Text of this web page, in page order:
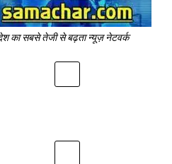
का सबसे तेजी से बढ़ता न्यूज़ नेटवर्क